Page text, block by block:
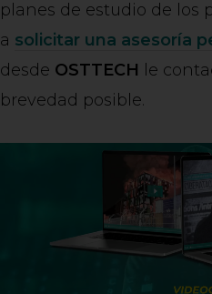
planes de estudio de los
a solicitar una asesoría
desde OSTTECH le
brevedad posible.